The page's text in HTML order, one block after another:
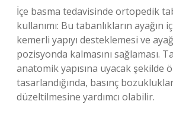
İçe basma tedavisinde ortopedik
kullanımı: Bu tabanlıkların ayağın
kemerli yapıyı desteklemesi ve
pozisyonda kalmasını sağlaması.
anatomik yapısına uyacak şekilde
tasarlandığında, basınç
düzeltilmesine yardımcı olabilir.